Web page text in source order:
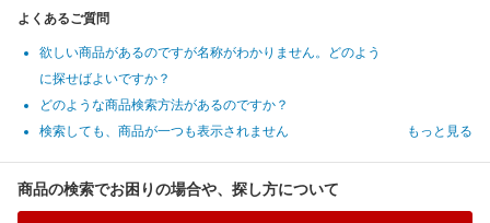
よくあるご質問
欲しい商品があるのですが名称がわかりません。どのよう
に探せばよいですか？
どのような商品検索方法があるのですか？
検索しても、商品が一つも表示されません
もっと見る
商品の検索でお困りの場合や、探し方について